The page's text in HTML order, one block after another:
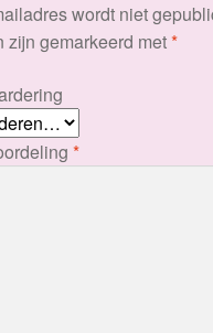
wordt niet
zijn gemarkeerd met*
*